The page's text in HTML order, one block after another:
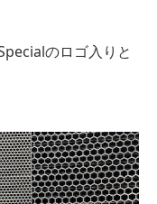
のロゴ入りと